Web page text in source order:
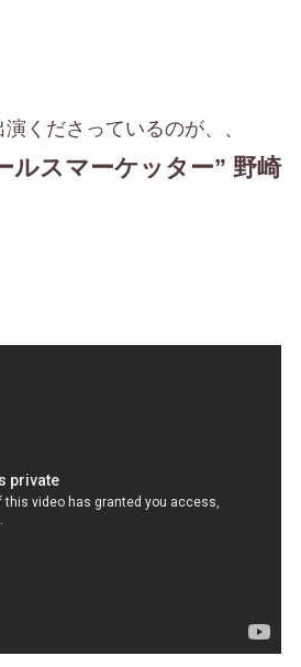
くださっているのが、、
ルスマーケッター” 野崎